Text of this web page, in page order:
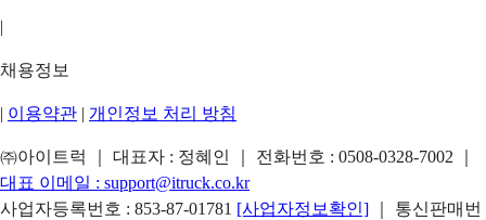
|
채용정보
| 이용약관 | 개인정보 처리 방침
㈜아이트럭 ｜ 대표자 : 정혜인 ｜ 전화번호 : 0508-0328-7002
대표 이메일 : support@itruck.co.kr
사업자등록번호 : 853-87-01781 [사업자정보확인]
｜ 통신판매번